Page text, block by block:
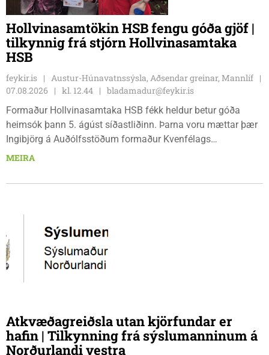
Hollvinasamtökin HSB fengu góða gjöf |
tilkynnig frá stjórn Hollvinasamtaka
HSB
feykir.is
Austur-Húnavatnssýsla, Aðsendar greinar, Mannlíf
07.08.2026
kl. 12.44
bladamadur@feykir.is
Formaður Hollvinasamtaka HSB fékk heldur betur góða
heimsók þann 5. ágúst síðastliðinn. Þarna voru mættar þær
Ingibjörg á Auðólfsstöðum formaður Kvenfélags
Bólstaðarhlíðarhrepps og Guðrún á Auðkúlu formaður
gjafabréf að upphæð kr: 737.800 upp í kaup á
MEIRA
Atkvæðagreiðsla utan kjörfundar er
hafin | Tilkynning frá sýslumanninum á
Norðurlandi vestra